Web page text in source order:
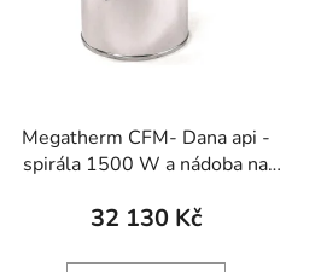
Megatherm CFM- Dana api -
spirála 1500 W a nádoba na
32 130 Kč